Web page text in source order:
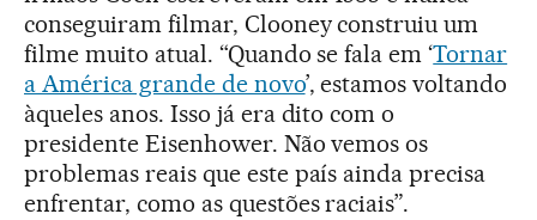
conseguiram filmar, Clooney construiu um
filme muito atual. “Quando se fala em ‘Tornar
a América grande de novo’, estamos voltando
àqueles anos. Isso já era dito com o
presidente Eisenhower. Não vemos os
problemas reais que este país ainda precisa
enfrentar, como as questões raciais”.